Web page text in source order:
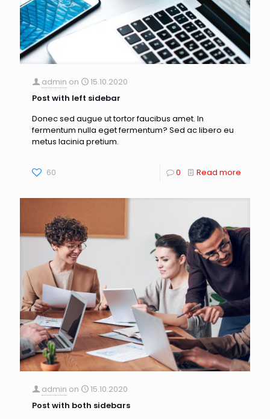
admin on
15.10.2020
Post with left sidebar
Donec sed augue ut tortor faucibus amet. In
fermentum nulla eget fermentum? Sed ac libero eu
metus lacinia pretium.
60 0 Read more
admin on
15.10.2020
Post with both sidebars